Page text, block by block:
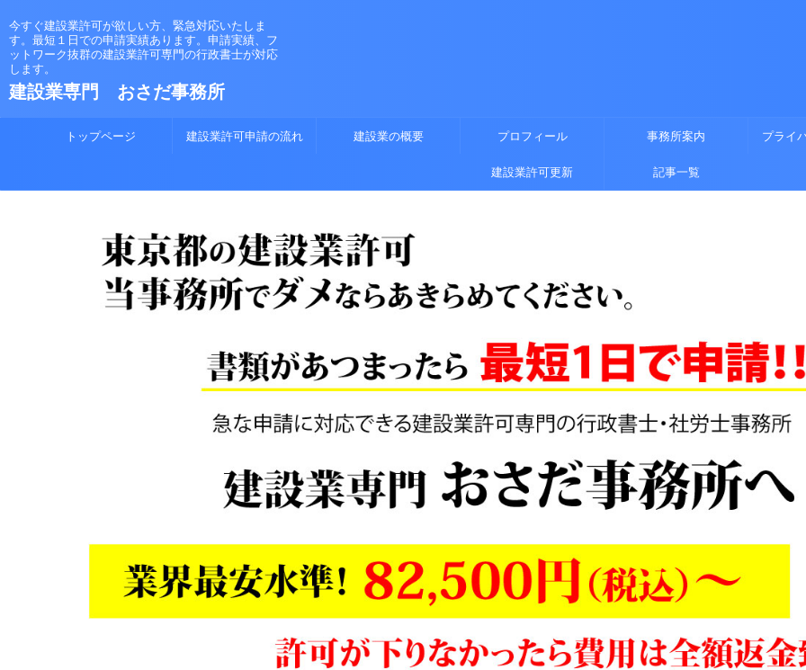
今すぐ建設業許可が欲しい方、緊急対応いたしま
す。最短１日での申請実績あります。申請実績、フ
ットワーク抜群の建設業許可専門の行政書士が対応
します。
建設業専門 おさだ事務所
トップページ 建設業許可申請の流れ 建設業の概要 プロフィール 事務所案内 プライ
建設業許可更新 記事一覧